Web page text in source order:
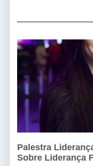
Palestra
Sobre Liderança